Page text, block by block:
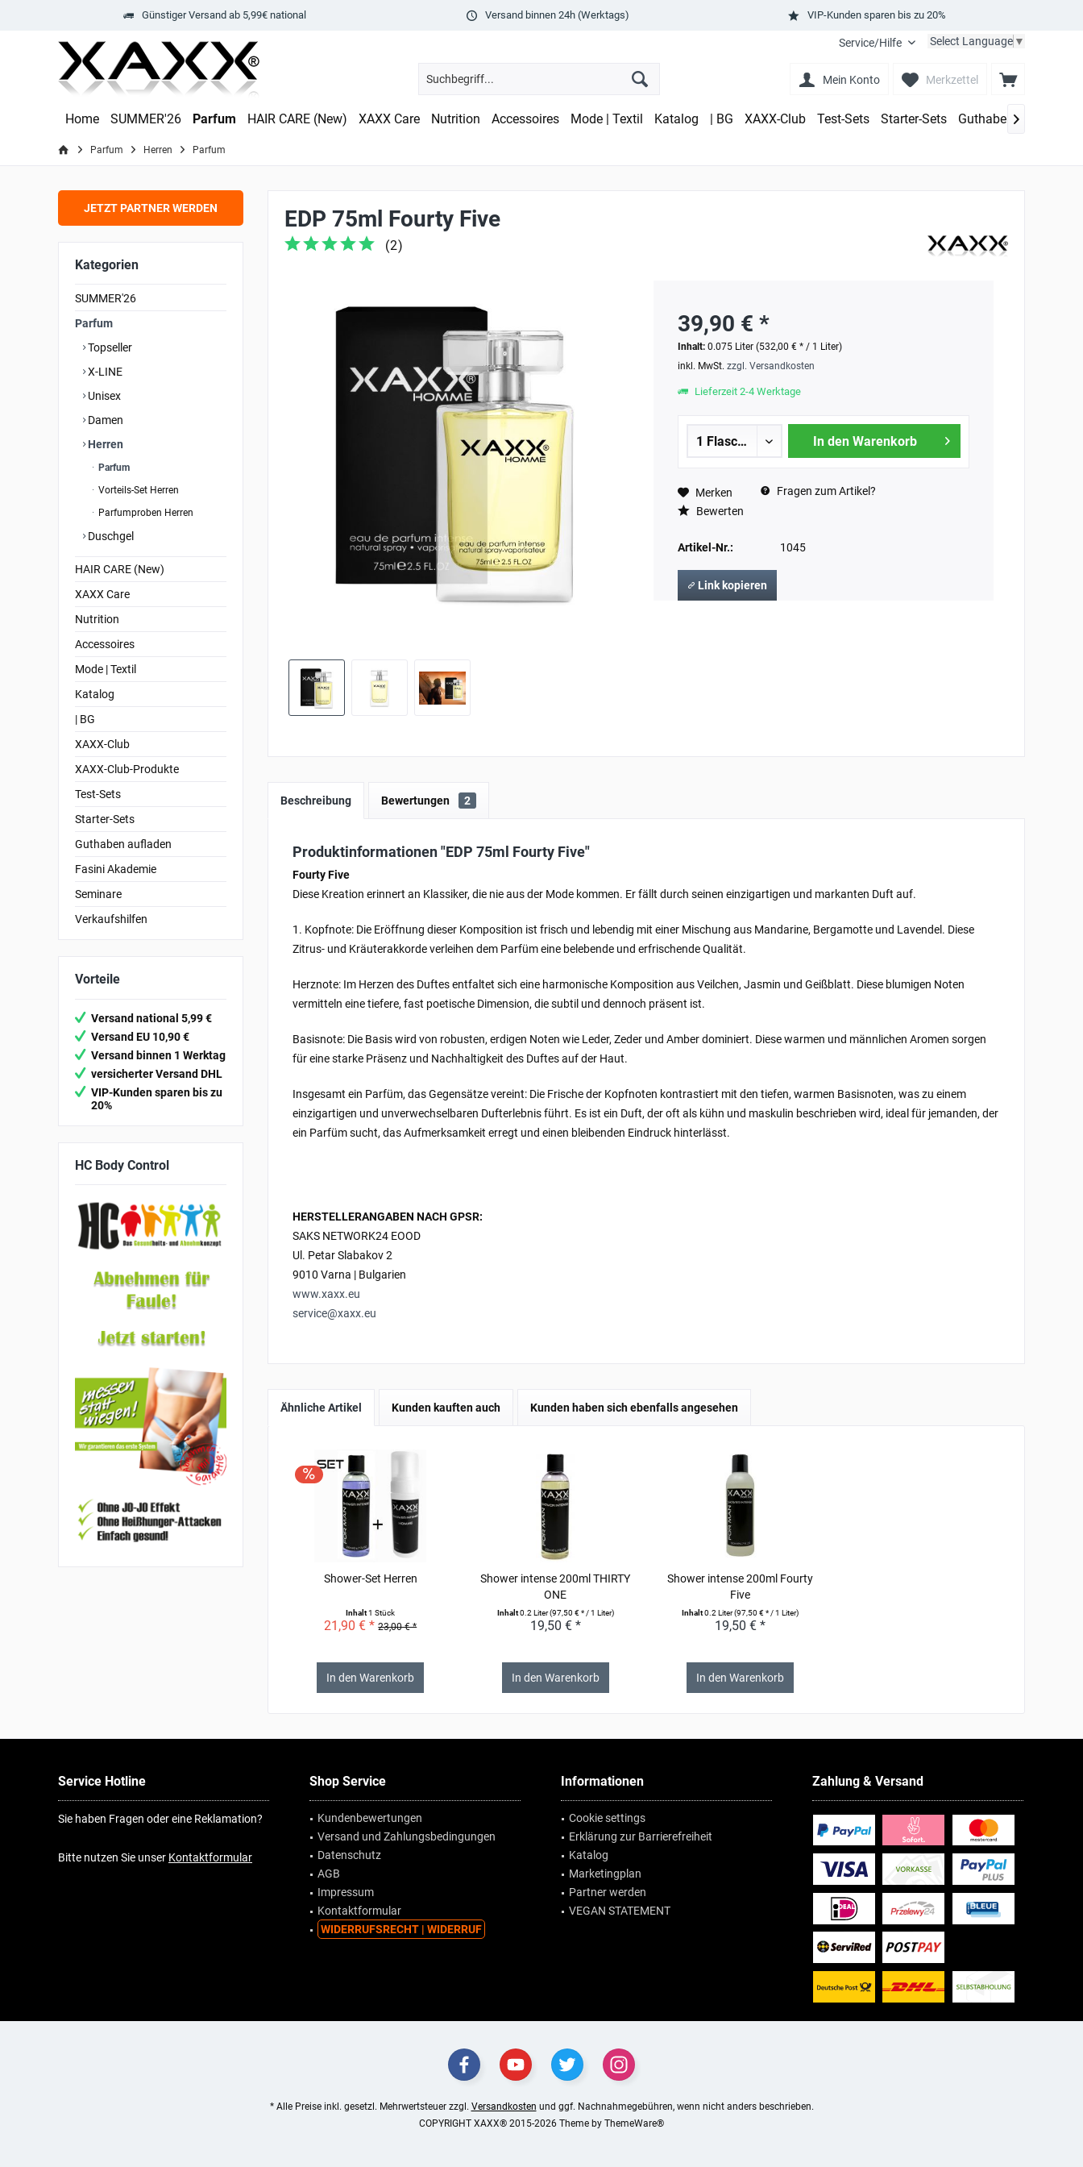
Günstiger Versand ab 5,99€ national Versand binnen 24h (Werktags) VIP-Kunden sparen bis zu 20%
Service/Hilfe Select Language ▼
Merkzettel
Mein Konto
Home SUMMER'26 Parfum HAIR CARE (New) XAXX Care Nutrition Accessoires Mode | Textil Katalog | BG XAXX-Club Test-Sets Starter-Sets Guthaben aufladen

Parfum Herren Parfum
JETZT PARTNER WERDEN
Kategorien
SUMMER'26
Parfum
Topseller
X-LINE
Unisex
Damen
Herren
Parfum
Vorteils-Set Herren
Parfumproben Herren
Duschgel
HAIR CARE (New)
XAXX Care
Nutrition
Accessoires
Mode | Textil
Katalog
| BG
XAXX-Club
XAXX-Club-Produkte
Test-Sets
Starter-Sets
Guthaben aufladen
Fasini Akademie
Seminare
Verkaufshilfen
Vorteile
Versand national 5,99 €
Versand EU 10,90 €
Versand binnen 1 Werktag
versicherter Versand DHL
VIP-Kunden sparen bis zu
20%
HC Body Control
EDP 75ml Fourty Five
(2)
39,90 € *
Inhalt: 0.075 Liter (532,00 € * / 1 Liter)
inkl. MwSt. zzgl. Versandkosten
Lieferzeit 2-4 Werktage
In den Warenkorb
Merken
Fragen zum Artikel?
Bewerten
Artikel-Nr.: 1045
Link kopieren
Beschreibung Bewertungen 2
Produktinformationen "EDP 75ml Fourty Five"
Fourty Five
Diese Kreation erinnert an Klassiker, die nie aus der Mode kommen. Er fällt durch seinen einzigartigen und markanten Duft auf.
1. Kopfnote: Die Eröffnung dieser Komposition ist frisch und lebendig mit einer Mischung aus Mandarine, Bergamotte und Lavendel. Diese
Zitrus- und Kräuterakkorde verleihen dem Parfüm eine belebende und erfrischende Qualität.
Herznote: Im Herzen des Duftes entfaltet sich eine harmonische Komposition aus Veilchen, Jasmin und Geißblatt. Diese blumigen Noten
vermitteln eine tiefere, fast poetische Dimension, die subtil und dennoch präsent ist.
Basisnote: Die Basis wird von robusten, erdigen Noten wie Leder, Zeder und Amber dominiert. Diese warmen und männlichen Aromen sorgen
für eine starke Präsenz und Nachhaltigkeit des Duftes auf der Haut.
Insgesamt ein Parfüm, das Gegensätze vereint: Die Frische der Kopfnoten kontrastiert mit den tiefen, warmen Basisnoten, was zu einem
einzigartigen und unverwechselbaren Dufterlebnis führt. Es ist ein Duft, der oft als kühn und maskulin beschrieben wird, ideal für jemanden, der
ein Parfüm sucht, das Aufmerksamkeit erregt und einen bleibenden Eindruck hinterlässt.
HERSTELLERANGABEN NACH GPSR:
SAKS NETWORK24 EOOD
Ul. Petar Slabakov 2
9010 Varna | Bulgarien
www.xaxx.eu
service@xaxx.eu
Ähnliche Artikel Kunden kauften auch Kunden haben sich ebenfalls angesehen
Shower-Set Herren
Inhalt1 Stück
21,90 € * 23,00 € *
In den Warenkorb
Shower intense 200ml THIRTY
ONE
Inhalt0.2 Liter(97,50 € * / 1 Liter)
19,50 € *
In den Warenkorb
Shower intense 200ml Fourty
Five
Inhalt0.2 Liter(97,50 € * / 1 Liter)
19,50 € *
In den Warenkorb
Service Hotline
Sie haben Fragen oder eine Reklamation?
Bitte nutzen Sie unser Kontaktformular
Shop Service
Kundenbewertungen
Versand und Zahlungsbedingungen
Datenschutz
AGB
Impressum
Kontaktformular
WIDERRUFSRECHT | WIDERRUF
Informationen
Cookie settings
Erklärung zur Barrierefreiheit
Katalog
Marketingplan
Partner werden
VEGAN STATEMENT
Zahlung & Versand
* Alle Preise inkl. gesetzl. Mehrwertsteuer zzgl. Versandkosten und ggf. Nachnahmegebühren, wenn nicht anders beschrieben.
COPYRIGHT XAXX® 2015-2026 Theme by ThemeWare®